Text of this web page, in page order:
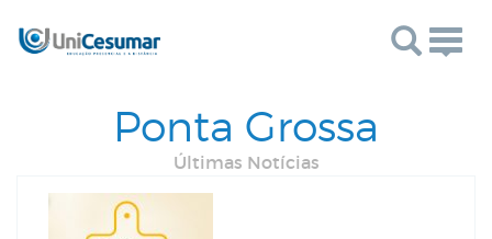
Ponta Grossa
Últimas Notícias